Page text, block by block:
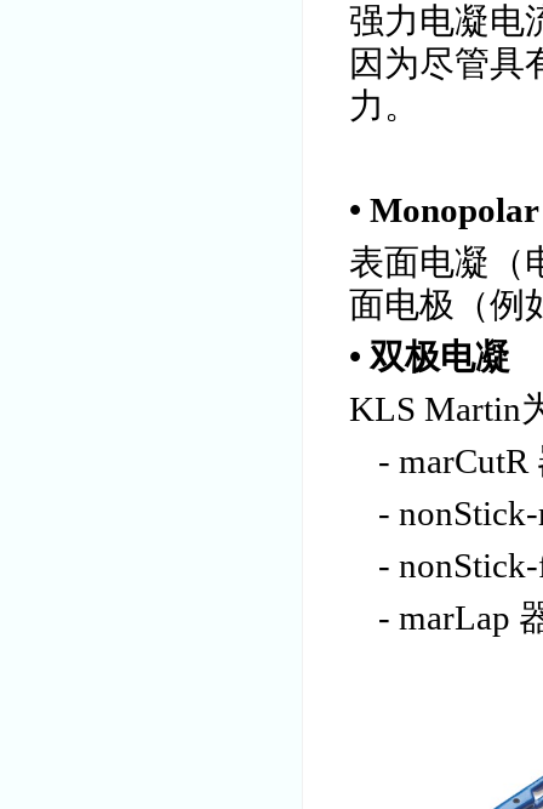
强力电凝电
因为尽管具
力。
•
表面电凝（
面电极（例
• 双极电凝
KLS Martin
- marCutR
-
-
- marLap